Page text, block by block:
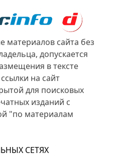
материалов сайта без
допускается
в тексте
на сайт
для поисковых
изданий с
"по материалам
СЕТЯХ